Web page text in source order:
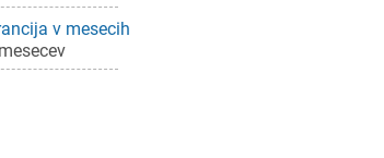
v mesecih
želja morate biti prijavljeni.